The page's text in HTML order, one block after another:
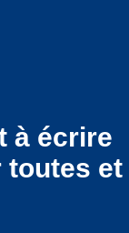
à écrire
toutes et